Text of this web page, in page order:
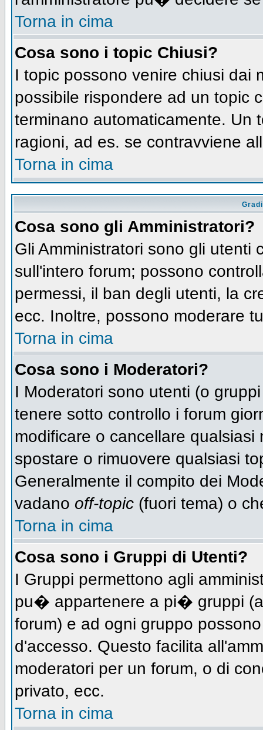
Torna in cima
Cosa sono i topic Chiusi?
I topic possono venire chiusi
possibile rispondere ad un topic
terminano automaticamente.
ragioni, ad es. se contravviene
Torna in cima
Cosa sono gli Amministratori?
Gli Amministratori sono gli
sull'intero forum; possono
permessi, il ban degli utenti, la
ecc. Inoltre, possono moderare
Torna in cima
Cosa sono i Moderatori?
I Moderatori sono utenti (o
tenere sotto controllo i forum
modificare o cancellare
spostare o rimuovere qualsiasi
Generalmente il compito dei
vadano off-topic (fuori tema) o
Torna in cima
Cosa sono i Gruppi di Utenti?
I Gruppi permettono agli
pu� appartenere a pi� gruppi
forum) e ad ogni gruppo
d'accesso. Questo facilita
moderatori per un forum, o di
privato, ecc.
Torna in cima